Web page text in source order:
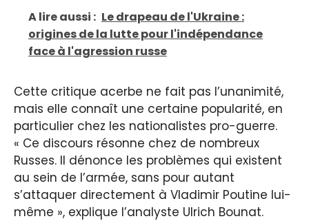
A lire aussi : Le drapeau de l'Ukraine :
origines de la lutte pour l'indépendance
face à l'agression russe
Cette critique acerbe ne fait pas l’unanimité,
mais elle connaît une certaine popularité, en
particulier chez les nationalistes pro-guerre.
« Ce discours résonne chez de nombreux
Russes. Il dénonce les problèmes qui existent
au sein de l’armée, sans pour autant
s’attaquer directement à Vladimir Poutine lui-
même », explique l’analyste Ulrich Bounat.